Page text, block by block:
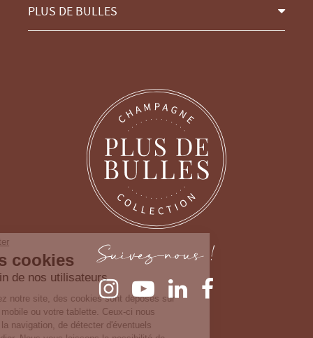
PLUS DE BULLES
Suivez-nous !
Gestion des cookies
Nous prenons soin de nos utilisateurs
Lorsque vous consultez notre site, des cookies
sont déposés sur votre ordinateur, votre mobile ou
votre tablette. Ceux-ci nous permettent de faciliter
la navigation, de détecter d'éventuels problèmes et d'y remédier. Nous